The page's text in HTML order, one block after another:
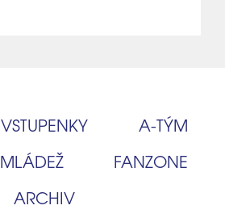
VSTUPENKY
A‑TÝM
MLÁDEŽ
FANZONE
ARCHIV